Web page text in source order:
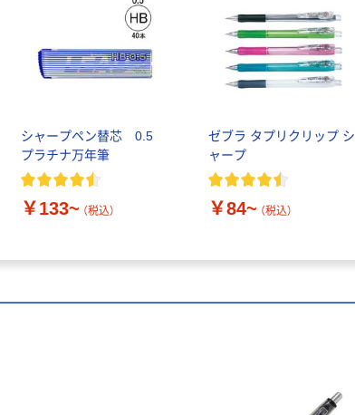
シャープペン替芯 0.5
プラチナ万年筆
￥133~ （税込）
ゼブラ タプリクリップ シ
ャープ
￥84~ （税込）
デビカ 紙製おど
うぐばこ A4
￥918~ （税込）
デビカ 丸筒
36cm ワニ柄
014003 1個
￥268
￥385~ （税込）
本気プライス
￥209~ （税込）
デビカ PPデス
クトレー